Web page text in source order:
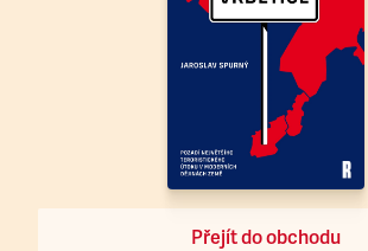
Přejít do obchodu